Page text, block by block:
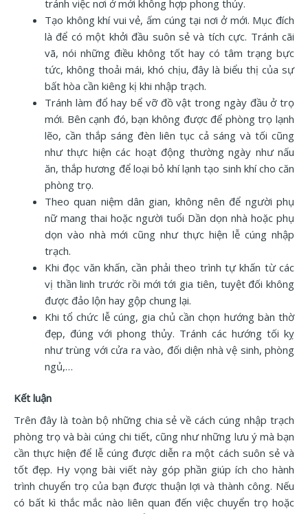
tránh việc nơi ở mới không hợp phong thủy.
Tạo không khí vui vẻ, ấm cúng tại nơi ở mới. Mục đích
là để có một khởi đầu suôn sẻ và tích cực. Tránh cãi
vã, nói những điều không tốt hay có tâm trạng bực
tức, không thoải mái, khó chịu, đây là biểu thị của sự
bất hòa cần kiêng kị khi nhập trạch.
Tránh làm đổ hay bể vỡ đồ vật trong ngày đầu ở trọ
mới. Bên cạnh đó, bạn không được để phòng trọ lạnh
lẽo, cần thắp sáng đèn liên tục cả sáng và tối cũng
như thực hiện các hoạt động thường ngày như nấu
ăn, thắp hương để loại bỏ khí lạnh tạo sinh khí cho căn
phòng trọ.
Theo quan niệm dân gian, không nên để người phụ
nữ mang thai hoặc người tuổi Dần dọn nhà hoặc phụ
dọn vào nhà mới cũng như thực hiện lễ cúng nhập
trạch.
Khi đọc văn khấn, cần phải theo trình tự khấn từ các
vị thần linh trước rồi mới tới gia tiên, tuyệt đối không
được đảo lộn hay gộp chung lại.
Khi tổ chức lễ cúng, gia chủ cần chọn hướng bàn thờ
đẹp, đúng với phong thủy. Tránh các hướng tối kỵ
như trùng với cửa ra vào, đối diện nhà vệ sinh, phòng
ngủ,…
Kết luận
Trên đây là toàn bộ những chia sẻ về cách cúng nhập trạch
phòng trọ và bài cúng chi tiết, cũng như những lưu ý mà bạn
cần thực hiện để lễ cúng được diễn ra một cách suôn sẻ và
tốt đẹp. Hy vọng bài viết này góp phần giúp ích cho hành
trình chuyển trọ của bạn được thuận lợi và thành công. Nếu
có bất kì thắc mắc nào liên quan đến việc chuyển trọ hoặc